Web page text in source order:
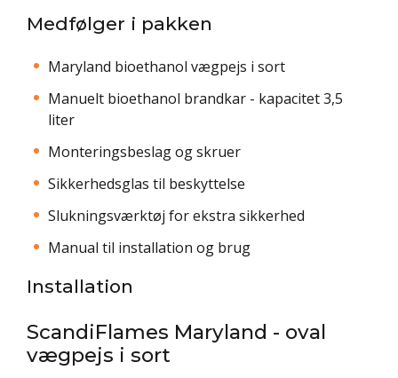
Medfølger i pakken
Maryland bioethanol vægpejs i sort
Manuelt bioethanol brandkar - kapacitet 3,5
liter
Monteringsbeslag og skruer
Sikkerhedsglas til beskyttelse
Slukningsværktøj for ekstra sikkerhed
Manual til installation og brug
Installation
ScandiFlames Maryland - oval
vægpejs i sort